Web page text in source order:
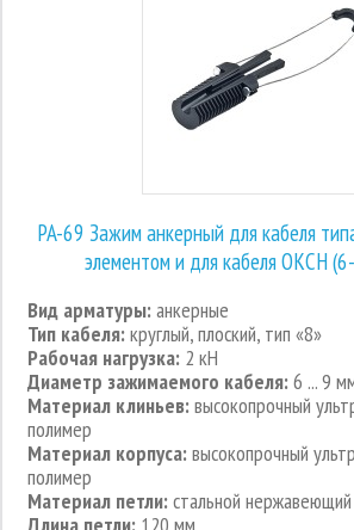
PA-69 Зажим анкерный для кабеля
элементом и для кабеля ОКСН
Вид арматуры:анкерные
Тип кабеля:круглый, плоский, тип «8»
Рабочая нагрузка: 2 кН
Диаметр зажимаемого кабеля:6 ... 9
Материал клиньев:высокопрочный
полимер
Материал корпуса:высокопрочный
полимер
Материал петли:стальной